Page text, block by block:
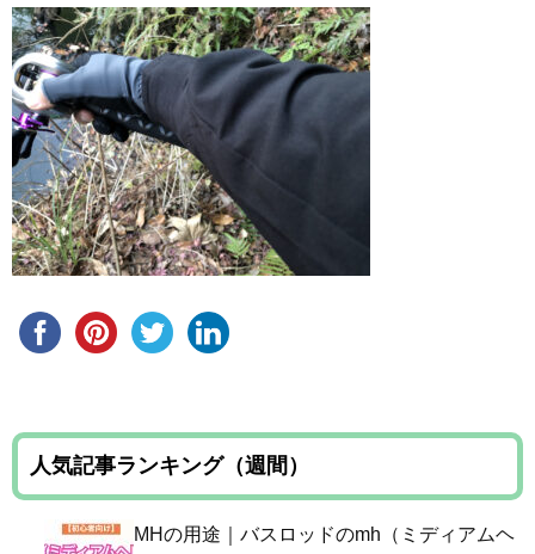
人気記事ランキング（週間）
MHの用途｜バスロッドのmh（ミディアムヘ